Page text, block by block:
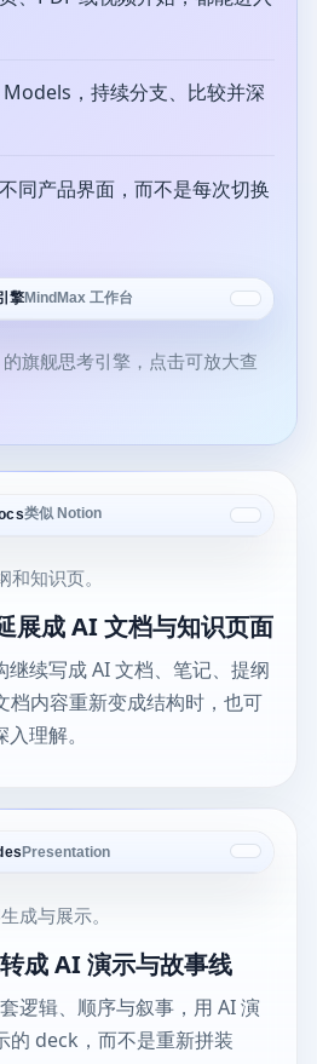
，持续分支、比较并深
同产品界面，而不是每次切换
擎MindMax 工作台
旗舰思考引擎，点击可放大查
类似 Notion
知识页。
展成 AI 文档与知识页面
续写成 AI 文档、笔记、提纲
档内容重新变成结构时，也可
理解。
Presentation
成与展示。
成 AI 演示与故事线
逻辑、顺序与叙事，用 AI 演
的 deck，而不是重新拼装